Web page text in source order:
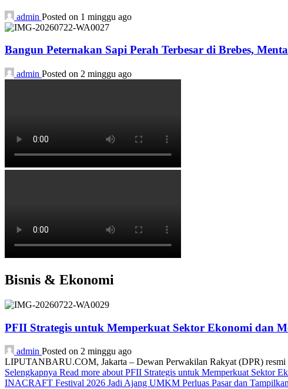
admin Posted on 1 minggu ago
Bangun Peternakan Sapi Perah Terbesar di Brebes,
admin Posted on 2 minggu ago
Bisnis & Ekonomi
PFII Strategis untuk Memperkuat Sektor Ekonomi dan
admin Posted on 2 minggu ago
LIPUTANBARU.COM, Jakarta – Dewan Perwakilan Rakyat (DPR) resmi
Selengkapnya Read more about PFII Strategis untuk Memperkuat Sektor
INACRAFT Festival 2026 Jadi Ajang UMKM Perluas Pasar dan